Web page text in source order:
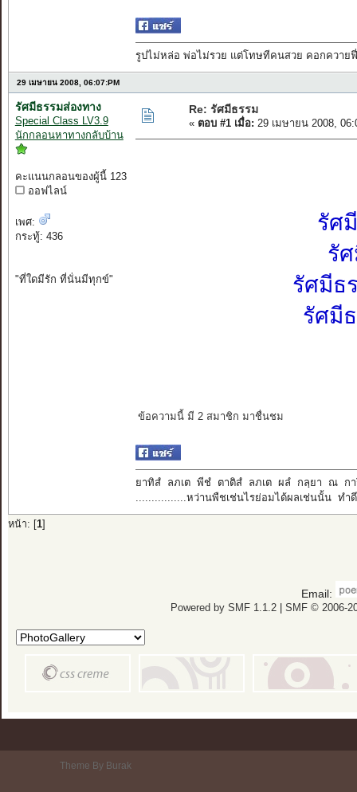
รูปไม่หล่อ พ่อไม่รวย แต่โทษทีคนสวย คอกควาย
29 เมษายน 2008, 06:07:PM
รัศมีธรรมส่องทาง
Special Class LV3.9
นักกลอนหาทางกลับบ้าน
คะแนนกลอนของผู้นี้ 123
ออฟไลน์
เพศ:
กระทู้: 436
"ที่ใดมีรัก ที่นั่นมีทุกข์"
Re: รัศมีธรรม
« ตอบ #1 เมื่อ: 29 เมษายน 2008,
รัศ
รั
รัศมีธ
รัศมี
ข้อความนี้ มี 2 สมาชิก มาชื่นชม
ยาทิสํ ลภเต พีชํ ตาติสํ ลภเต ผลํ กลฺยา ณ ก
................หว่านพืชเช่นไรย่อมได้ผลเช่นนั้น ทำ
หน้า: [ 1]
Email:
Powered by SMF 1.1.2| SMF © 2006-
Theme By Burak